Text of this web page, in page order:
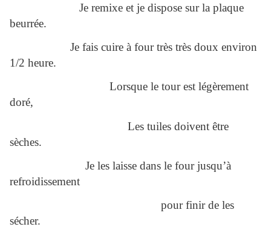
Je remixe et je dispose sur la plaque
beurrée.
Je fais cuire à four très très doux environ
1/2 heure.
Lorsque le tour est légèrement
doré,
Les tuiles doivent être
sèches.
Je les laisse dans le four jusqu’à
refroidissement
pour finir de les
sécher.